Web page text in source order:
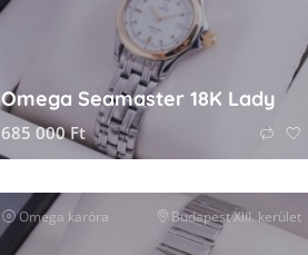
Omega Seamaster 18K Lady
685 000Ft
Omega karóra Budapest XIII. kerület